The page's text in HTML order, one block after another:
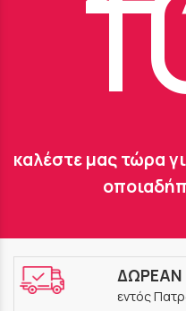
καλέστε μας τώρα
ΔΩΡΕΑΝ
εντός